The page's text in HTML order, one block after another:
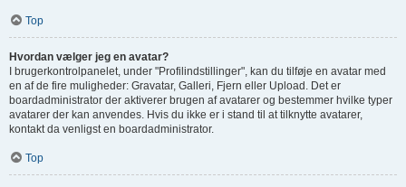
Top
Hvordan vælger jeg en avatar?
I brugerkontrolpanelet, under "Profilindstillinger", kan du tilføje en avatar med
en af de fire muligheder: Gravatar, Galleri, Fjern eller Upload. Det er
boardadministrator der aktiverer brugen af avatarer og bestemmer hvilke typer
avatarer der kan anvendes. Hvis du ikke er i stand til at tilknytte avatarer,
kontakt da venligst en boardadministrator.
Top